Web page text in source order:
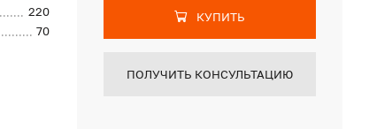
220
70
КУПИТЬ
ПОЛУЧИТЬ КОНСУЛЬТАЦИЮ